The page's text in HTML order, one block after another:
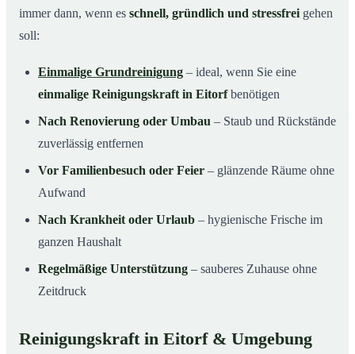
immer dann, wenn es schnell, gründlich und stressfrei gehen
soll:
Einmalige Grundreinigung – ideal, wenn Sie eine
einmalige Reinigungskraft in Eitorfbenötigen
Nach Renovierung oder Umbau – Staub und Rückstände
zuverlässig entfernen
Vor Familienbesuch oder Feier – glänzende Räume ohne
Aufwand
Nach Krankheit oder Urlaub – hygienische Frische im
ganzen Haushalt
Regelmäßige Unterstützung – sauberes Zuhause ohne
Zeitdruck
Reinigungskraft in Eitorf & Umgebung